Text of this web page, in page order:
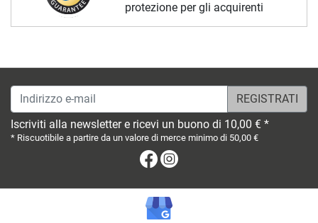
protezione per gli acquirenti
Indirizzo e-mail
Iscriviti alla newsletter e ricevi un buono di 10,00 € *
* Riscuotibile a partire da un valore di merce minimo di 50,00 €
Facebook